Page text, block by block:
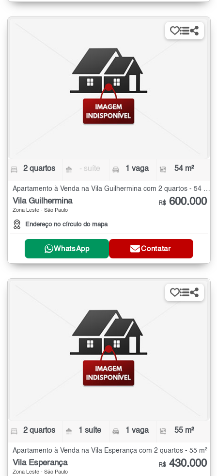
2 quartos - suíte 1 vaga 54 m²
Apartamento à Venda na Vila Guilhermina com 2 quartos - 54 m²
Vila Guilhermina
Zona Leste - São Paulo
Endereço no círculo do mapa
R$ 600.000
WhatsApp Contatar
2 quartos 1 suíte 1 vaga 55 m²
Apartamento à Venda na Vila Esperança com 2 quartos - 55 m²
Vila Esperança
Zona Leste - São Paulo
R$ 430.000